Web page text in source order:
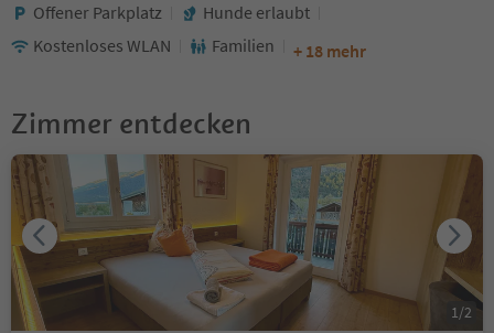
Offener Parkplatz
Hunde erlaubt
Kostenloses WLAN
Familien + 18 mehr
Zimmer entdecken
1/2